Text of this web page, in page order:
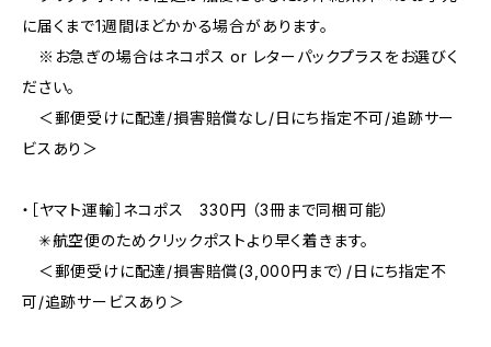
に届くまで1週間ほどかかる場合があります。
※お急ぎの場合はネコポス or レターパックプラスをお選びく
ださい。
＜郵便受けに配達/損害賠償なし/日にち指定不可/追跡サー
ビスあり＞
・［ヤマト運輸］ネコポス 330円 （3冊まで同梱可能）
✳︎航空便のためクリックポストより早く着きます。
＜郵便受けに配達/損害賠償(3,000円まで）/日にち指定不
可/追跡サービスあり＞